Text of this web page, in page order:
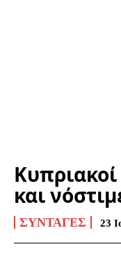
και
ΣΥΝΤΑΓΈΣ 23